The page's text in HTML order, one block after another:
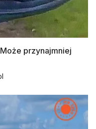
przynajmniej